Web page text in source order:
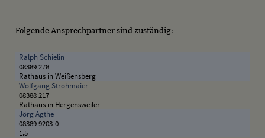
Folgende Ansprechpartner sind zuständig:
Ralph Schielin
08389 278
Rathaus in Weißensberg
Wolfgang Strohmaier
08388 217
Rathaus in Hergensweiler
Jörg Agthe
08389 9203-0
1.5